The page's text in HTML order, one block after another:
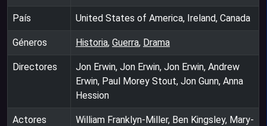
País United States of America, Ireland, Canada
Géneros Historia, Guerra, Drama
Directores
Jon Erwin, Jon Erwin, Jon Erwin, Andrew
Erwin, Paul Morey Stout, Jon Gunn, Anna
Hession
Actores
William Franklyn-Miller, Ben Kingsley, Mary-